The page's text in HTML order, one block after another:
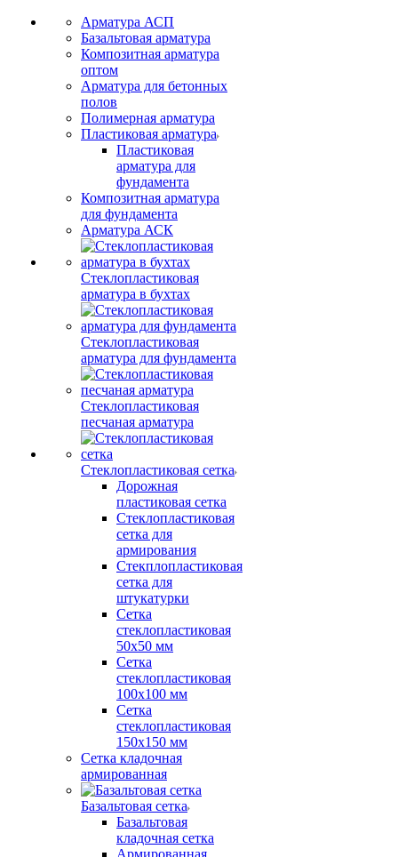
Арматура АСП
Базальтовая арматура
Композитная арматура
оптом
Арматура для бетонных
полов
Полимерная арматура
Пластиковая арматура
Пластиковая
арматура для
фундамента
Композитная арматура
для фундамента
Арматура АСК
Стеклопластиковая
арматура в бухтах
Стеклопластиковая
арматура для фундамента
Стеклопластиковая
песчаная арматура
Стеклопластиковая сетка
Дорожная
пластиковая сетка
Стеклопластиковая
сетка для
армирования
Стекплопластиковая
сетка для
штукатурки
Сетка
стеклопластиковая
50x50 мм
Сетка
стеклопластиковая
100x100 мм
Сетка
стеклопластиковая
150x150 мм
Сетка кладочная
армированная
Базальтовая сетка
Базальтовая
кладочная сетка
Армированная